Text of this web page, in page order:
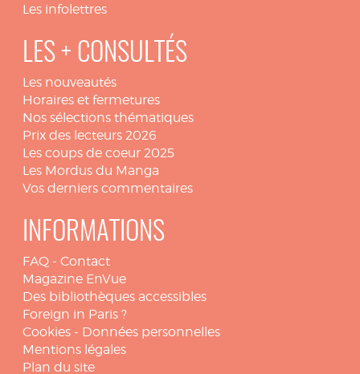
Les infolettres
LES + CONSULTÉS
Les nouveautés
Horaires et fermetures
Nos sélections thématiques
Prix des lecteurs 2026
Les coups de coeur 2025
Les Mordus du Manga
Vos derniers commentaires
INFORMATIONS
FAQ - Contact
Magazine EnVue
Des bibliothèques accessibles
Foreign in Paris ?
Cookies - Données personnelles
Mentions légales
Plan du site